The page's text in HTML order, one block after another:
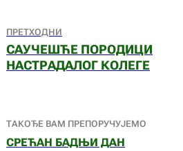
ПРЕТХОДНИ
САУЧЕШЋЕ ПОРОДИЦИ
НАСТРАДАЛОГ КОЛЕГЕ
ТАКОЂЕ ВАМ ПРЕПОРУЧУЈЕМО
СРЕЋАН БАДЊИ ДАН